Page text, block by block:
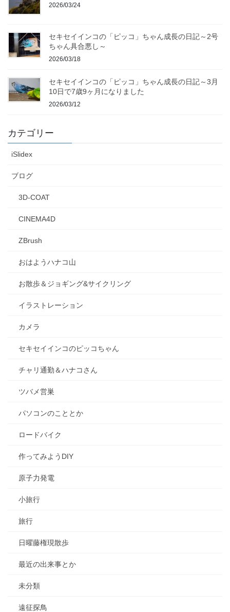
2026/03/24
セキセイインコの「ピッコ」ちゃん成長の日記～2号
ちゃん具合悪し～
2026/03/18
セキセイインコの「ピッコ」ちゃん成長の日記～3月
10日で7歳9ヶ月になりました
2026/03/12
カテゴリー
iSlidex
ブログ
3D-COAT
CINEMA4D
ZBrush
おはようハナコ山
お散歩＆ジョギング&サイクリング
イラストレーション
カメラ
セキセイインコのピッコちゃん
チャリ通勤＆ハナコさん
ツバメ営巣
パソコンのこととか
ロードバイク
作ってみようDIY
原子力発電
小旅行
旅行
日曜藤権現散歩
最近の出来事とか
未分類
遠征探鳥